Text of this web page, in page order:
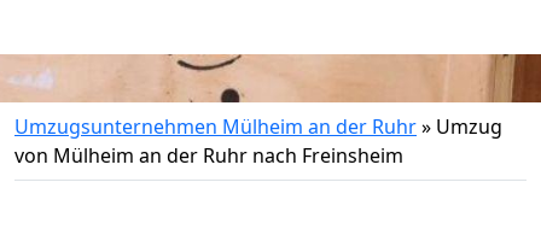
Umzugsunternehmen Mülheim an der Ruhr» Umzug
von Mülheim an der Ruhr nach Freinsheim